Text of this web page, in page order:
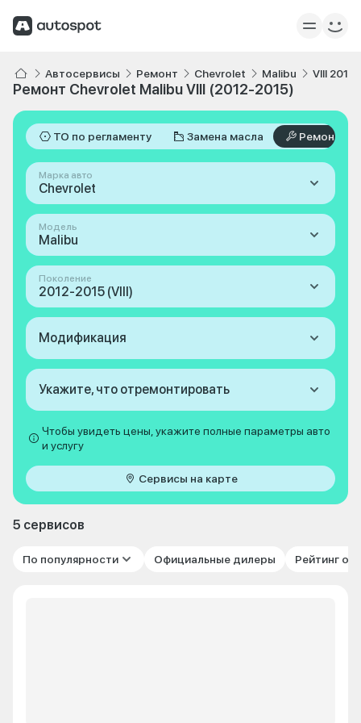
Автосервисы Ремонт Chevrolet Malibu VIII
Ремонт Chevrolet Malibu VIII (2012-2015)
ТО по регламенту Замена масла Ремонт
Марка авто
Chevrolet
Модель
Malibu
Поколение
2012-2015 (VIII)
Модификация
Укажите, что отремонтировать
Чтобы увидеть цены, укажите полные параметры авто
и услугу
Сервисы на карте
5 сервисов
По популярности Официальные дилеры Рейтинг